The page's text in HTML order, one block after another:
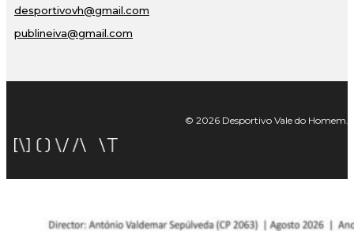
desportivovh@gmail.com
publineiva@gmail.com
© 2026 Desportivo Vale do Homem.